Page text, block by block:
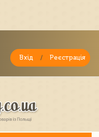
Вхід / Реєстрація